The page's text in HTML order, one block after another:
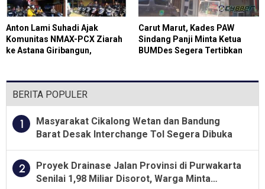
Anton Lami Suhadi Ajak
Komunitas NMAX-PCX Ziarah
ke Astana Giribangun,
Carut Marut, Kades PAW
Sindang Panji Minta Ketua
BUMDes Segera Tertibkan
BERITA POPULER
1
Masyarakat Cikalong Wetan dan Bandung
Barat Desak Interchange Tol Segera Dibuka
2
Proyek Drainase Jalan Provinsi di Purwakarta
Senilai 1,98 Miliar Disorot, Warga Minta